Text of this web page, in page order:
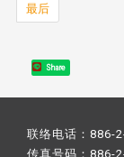
最后
Share
联络电话：886-
传真号码：886-